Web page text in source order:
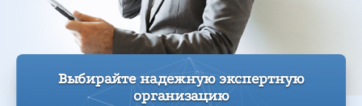
Выбирайте надежную экспертную
организацию